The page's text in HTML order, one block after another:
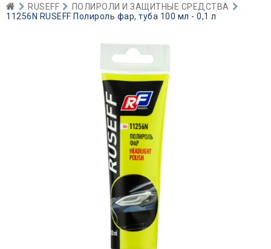
RUSEFF
ПОЛИРОЛИ И ЗАЩИТНЫЕ СРЕДСТВА
11256N RUSEFF Полироль фар, туба 100 мл - 0,1 л